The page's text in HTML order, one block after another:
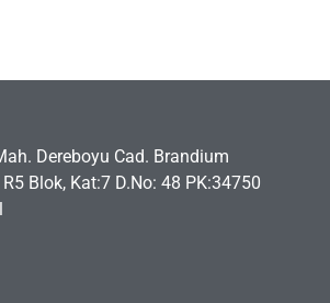
Dereboyu Cad. Brandium
Blok, Kat:7 D.No: 48 PK:34750